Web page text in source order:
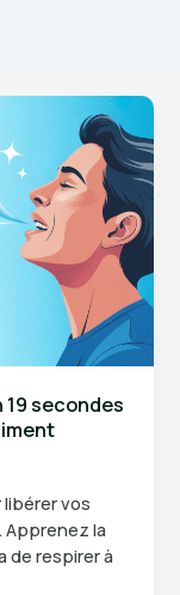
secondes
vos
Apprenez la
de respirer à